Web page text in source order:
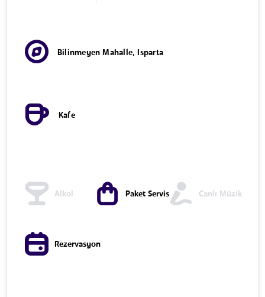
Bilinmeyen Mahalle, Isparta
Kafe
Alkol Paket Servis Canlı Müzik
Rezervasyon